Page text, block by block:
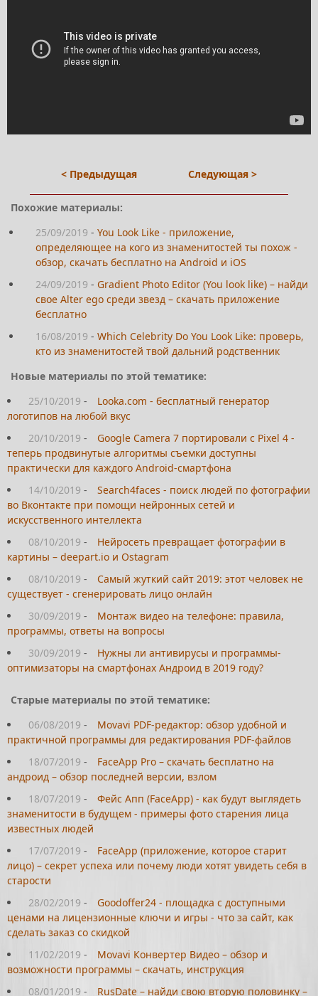
< Предыдущая Следующая >
Похожие материалы:
25/09/2019 - You Look Like - приложение,
определяющее на кого из знаменитостей ты похож -
обзор, скачать бесплатно на Android и iOS
24/09/2019 - Gradient Photo Editor (You look like) – найди
свое Alter ego среди звезд – скачать приложение
бесплатно
16/08/2019 - Which Celebrity Do You Look Like: проверь,
кто из знаменитостей твой дальний родственник
Новые материалы по этой тематике:
25/10/2019 -
Looka.com - бесплатный генератор
логотипов на любой вкус
20/10/2019 -
Google Camera 7 портировали с Pixel 4 -
теперь продвинутые алгоритмы съемки доступны
практически для каждого Android-смартфона
14/10/2019 -
Search4faces - поиск людей по фотографии
во Вконтакте при помощи нейронных сетей и
искусственного интеллекта
08/10/2019 -
Нейросеть превращает фотографии в
картины – deepart.io и Ostagram
08/10/2019 -
Самый жуткий сайт 2019: этот человек не
существует - сгенерировать лицо онлайн
30/09/2019 -
Монтаж видео на телефоне: правила,
программы, ответы на вопросы
30/09/2019 -
Нужны ли антивирусы и программы-
оптимизаторы на смартфонах Андроид в 2019 году?
Старые материалы по этой тематике:
06/08/2019 -
Movavi PDF-редактор: обзор удобной и
практичной программы для редактирования PDF-файлов
18/07/2019 -
FaceApp Pro – скачать бесплатно на
андроид – обзор последней версии, взлом
18/07/2019 -
Фейс Апп (FaceApp) - как будут выглядеть
знаменитости в будущем - примеры фото старения лица
известных людей
17/07/2019 -
FaceApp (приложение, которое старит
лицо) – секрет успеха или почему люди хотят увидеть себя в
старости
28/02/2019 -
Goodoffer24 - площадка с доступными
ценами на лицензионные ключи и игры - что за сайт, как
сделать заказ со скидкой
11/02/2019 -
Movavi Конвертер Видео – обзор и
возможности программы – скачать, инструкция
08/01/2019 - RusDate – найди свою вторую половинку –